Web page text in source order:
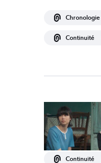
Chronologie
Continuité
Continuité